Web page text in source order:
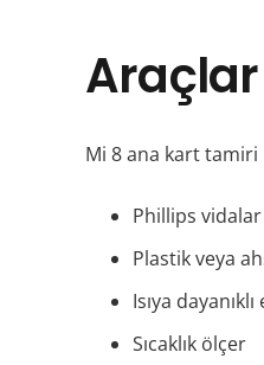
Mi 8 ana kart tamiri
Phillips vidalar
Plastik veya
Isıya
Sıcaklık ölçer